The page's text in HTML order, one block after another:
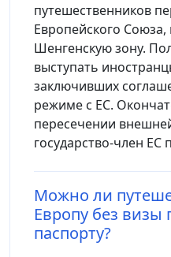
путешественников
Европейского Союза,
Шенгенскую зону.
выступать
заключивших
режиме с ЕС.
пересечении
государство-член ЕС
Можно ли
Европу без визы
паспорту?